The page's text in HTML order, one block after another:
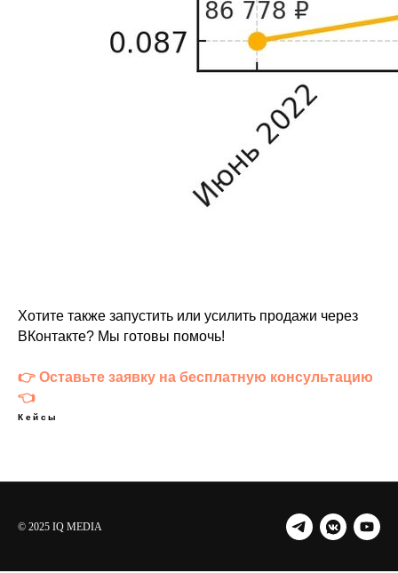
Хотите также запустить или усилить продажи через
ВКонтакте? Мы готовы помочь!
👉 Оставьте заявку на бесплатную консультацию
👈
Кейсы
© 2025 IQ MEDIA